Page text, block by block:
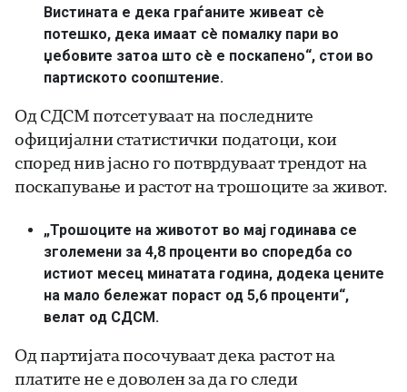
Вистината е дека граѓаните живеат сè
потешко, дека имаат сè помалку пари во
џебовите затоа што сè е поскапено“, стои во
партиското соопштение.
Од СДСМ потсетуваат на последните
официјални статистички податоци, кои
според нив јасно го потврдуваат трендот на
поскапување и растот на трошоците за живот.
„Трошоците на животот во мај годинава се
зголемени за 4,8 проценти во споредба со
истиот месец минатата година, додека цените
на мало бележат пораст од 5,6 проценти“,
велат од СДСМ.
Од партијата посочуваат дека растот на
платите не е доволен за да го следи